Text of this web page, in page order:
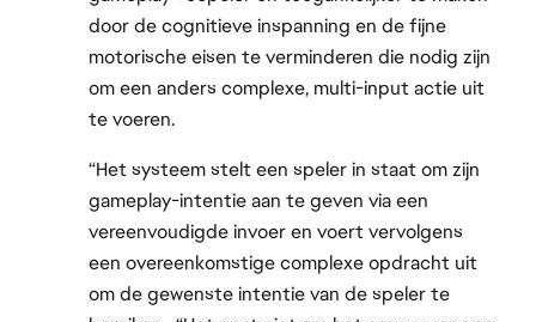
door de cognitieve inspanning en de fijne
motorische eisen te verminderen die nodig zijn
om een anders complexe, multi-input actie uit
te voeren.
“Het systeem stelt een speler in staat om zijn
gameplay-intentie aan te geven via een
vereenvoudigde invoer en voert vervolgens
een overeenkomstige complexe opdracht uit
om de gewenste intentie van de speler te